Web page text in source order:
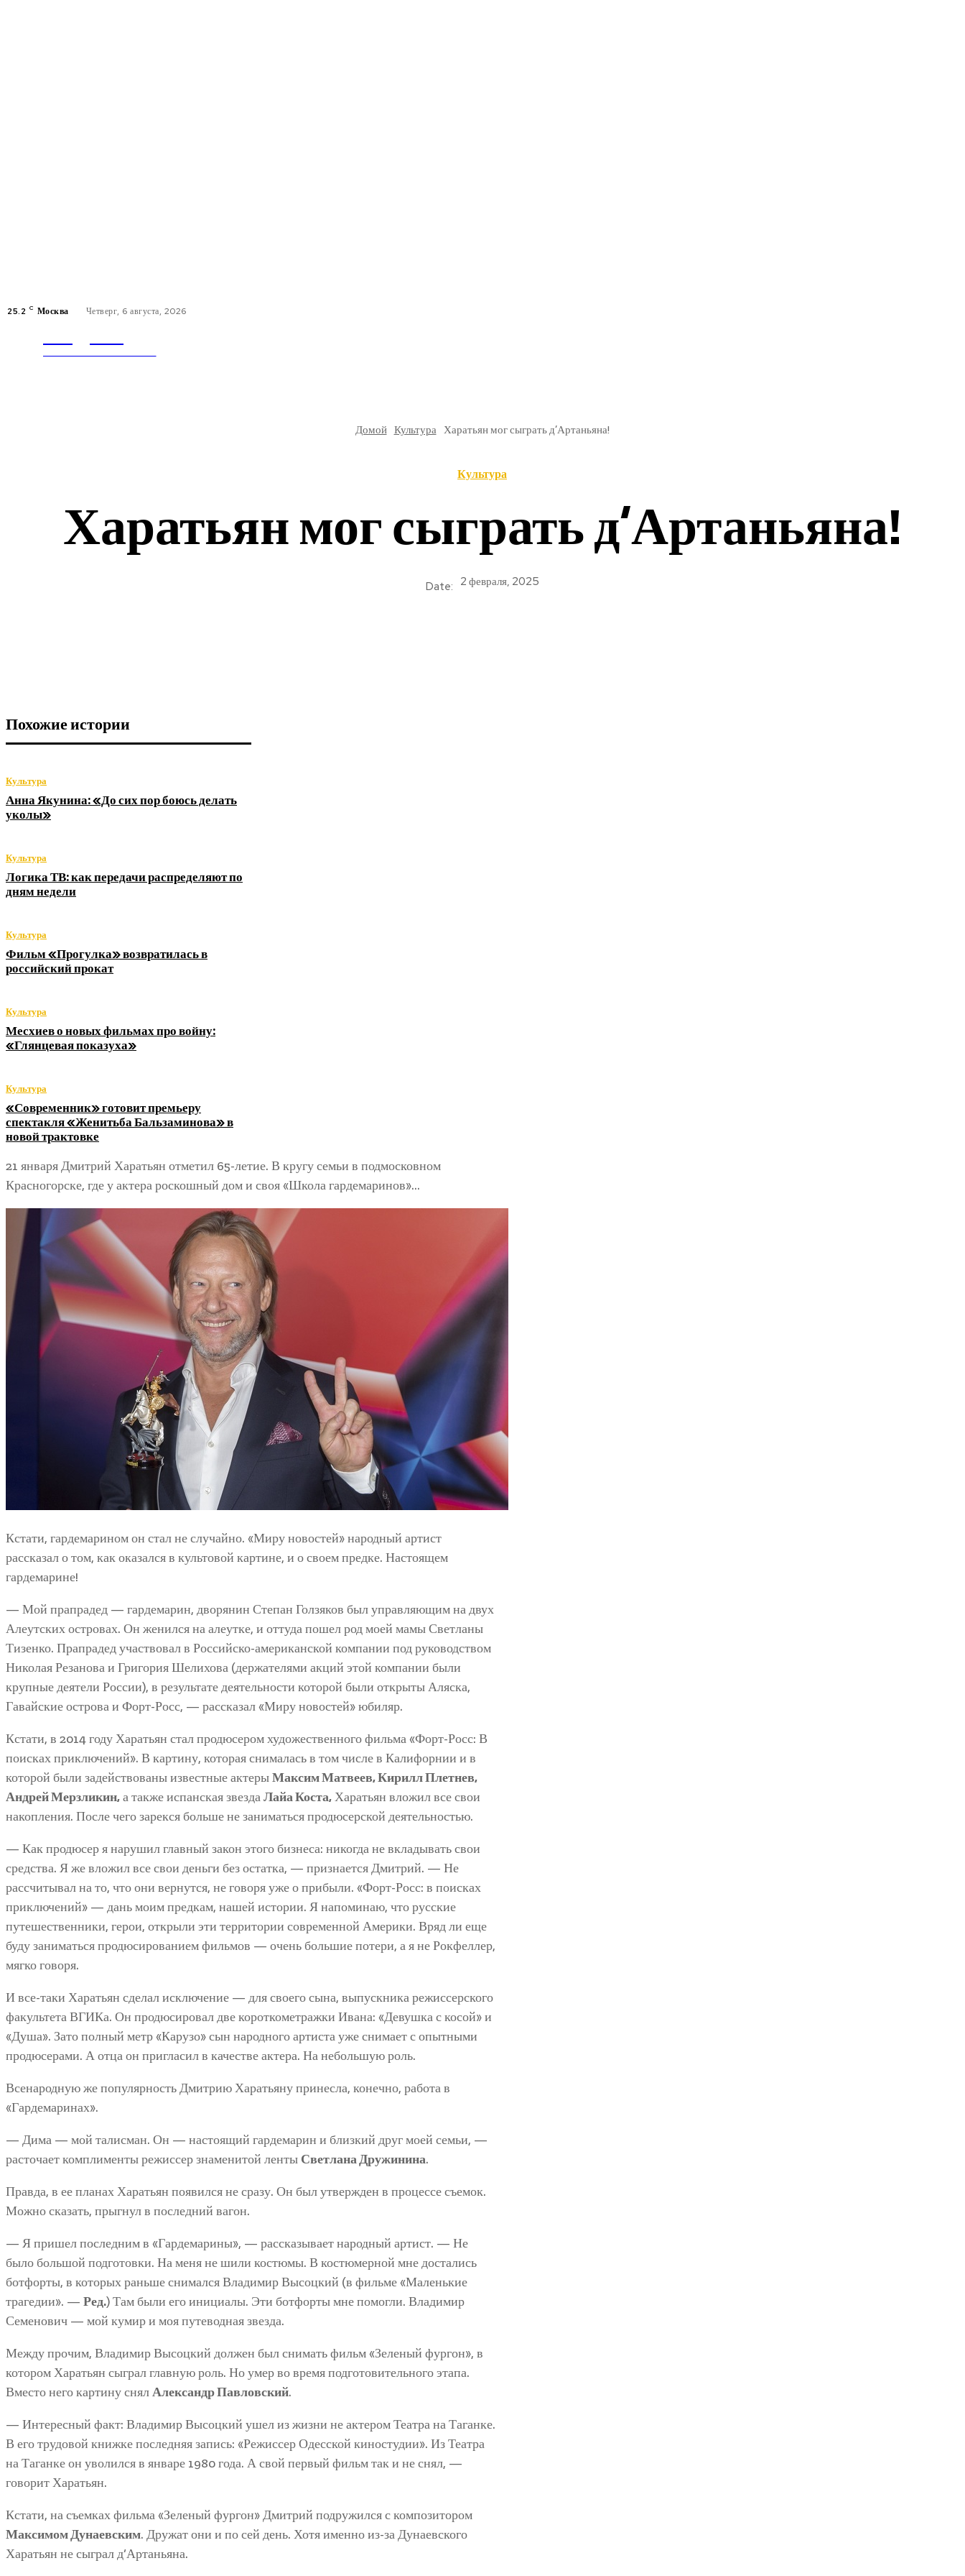
25.2 C Москва Четверг, 6 августа, 2026
Домой Культура Харатьян мог сыграть д’Артаньяна!
Культура
Харатьян мог сыграть д’Артаньяна!
Date: 2 февраля, 2025
Похожие истории
Культура
Анна Якунина: «До сих пор боюсь делать
уколы»
Культура
Логика ТВ: как передачи распределяют по
дням недели
Культура
Фильм «Прогулка» возвратилась в
российский прокат
Культура
Месхиев о новых фильмах про войну:
«Глянцевая показуха»
Культура
«Современник» готовит премьеру
спектакля «Женитьба Бальзаминова» в
новой трактовке
21 января Дмитрий Харатьян отметил 65-летие. В кругу семьи в подмосковном
Красногорске, где у актера роскошный дом и своя «Школа гардемаринов»…
Кстати, гардемарином он стал не случайно. «Миру новостей» народный артист
рассказал о том, как оказался в культовой картине, и о своем предке. Настоящем
гардемарине!
— Мой прапрадед — гардемарин, дворянин Степан Голзяков был управляющим на двух
Алеутских островах. Он женился на алеутке, и оттуда пошел род моей мамы Светланы
Тизенко. Прапрадед участвовал в Российско-американской компании под руководством
Николая Резанова и Григория Шелихова (держателями акций этой компании были
крупные деятели России), в результате деятельности которой были открыты Аляска,
Гавайские острова и Форт-Росс, — рассказал «Миру новостей» юбиляр.
Кстати, в 2014 году Харатьян стал продюсером художественного фильма «Форт-Росс: В
поисках приключений». В картину, которая снималась в том числе в Калифорнии и в
которой были задействованы известные актерыМаксим Матвеев, Кирилл Плетнев,
Андрей Мерзликин,а также испанская звездаЛайа Коста,Харатьян вложил все свои
накопления. После чего зарекся больше не заниматься продюсерской деятельностью.
— Как продюсер я нарушил главный закон этого бизнеса: никогда не вкладывать свои
средства. Я же вложил все свои деньги без остатка, — признается Дмитрий. — Не
рассчитывал на то, что они вернутся, не говоря уже о прибыли. «Форт-Росс: в поисках
приключений» — дань моим предкам, нашей истории. Я напоминаю, что русские
путешественники, герои, открыли эти территории современной Америки. Вряд ли еще
буду заниматься продюсированием фильмов — очень большие потери, а я не Рокфеллер,
мягко говоря.
И все-таки Харатьян сделал исключение — для своего сына, выпускника режиссерского
факультета ВГИКа. Он продюсировал две короткометражки Ивана: «Девушка с косой» и
«Душа». Зато полный метр «Карузо» сын народного артиста уже снимает с опытными
продюсерами. А отца он пригласил в качестве актера. На небольшую роль.
Всенародную же популярность Дмитрию Харатьяну принесла, конечно, работа в
«Гардемаринах».
— Дима — мой талисман. Он — настоящий гардемарин и близкий друг моей семьи, —
расточает комплименты режиссер знаменитой ленты Светлана Дружинина.
Правда, в ее планах Харатьян появился не сразу. Он был утвержден в процессе съемок.
Можно сказать, прыгнул в последний вагон.
— Я пришел последним в «Гардемарины», — рассказывает народный артист. — Не
было большой подготовки. На меня не шили костюмы. В костюмерной мне достались
ботфорты, в которых раньше снимался Владимир Высоцкий (в фильме «Маленькие
трагедии». — Ред.) Там были его инициалы. Эти ботфорты мне помогли. Владимир
Семенович — мой кумир и моя путеводная звезда.
Между прочим, Владимир Высоцкий должен был снимать фильм «Зеленый фургон», в
котором Харатьян сыграл главную роль. Но умер во время подготовительного этапа.
Вместо него картину снялАлександр Павловский.
— Интересный факт: Владимир Высоцкий ушел из жизни не актером Театра на Таганке.
В его трудовой книжке последняя запись: «Режиссер Одесской киностудии». Из Театра
на Таганке он уволился в январе 1980 года. А свой первый фильм так и не снял, —
говорит Харатьян.
Кстати, на съемках фильма «Зеленый фургон» Дмитрий подружился с композитором
Максимом Дунаевским. Дружат они и по сей день. Хотя именно из-за Дунаевского
Харатьян не сыграл д’Артаньяна.